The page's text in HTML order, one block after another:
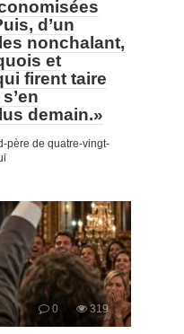
d’un
nonchalant,
et
firent taire
demain.»
père de quatre-vingt-
0 319